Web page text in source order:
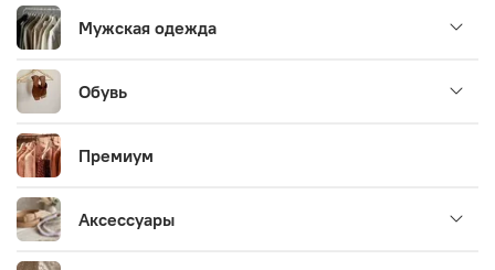
Мужская одежда
Обувь
Премиум
Аксессуары